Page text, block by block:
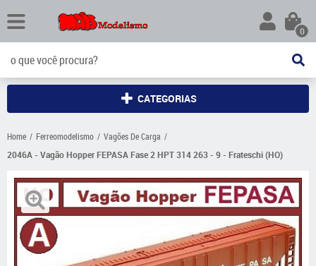
0
CATEGORIAS
Home Ferreomodelismo
Vagões De Carga
2046A - Vagão Hopper FEPASA Fase 2 HPT 314 263 - 9 - Frateschi (HO)